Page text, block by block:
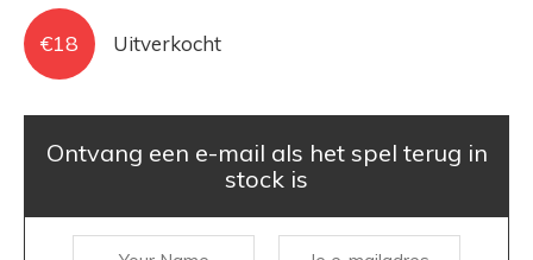
€18 Uitverkocht
Ontvang een e-mail als het spel terug in
stock is